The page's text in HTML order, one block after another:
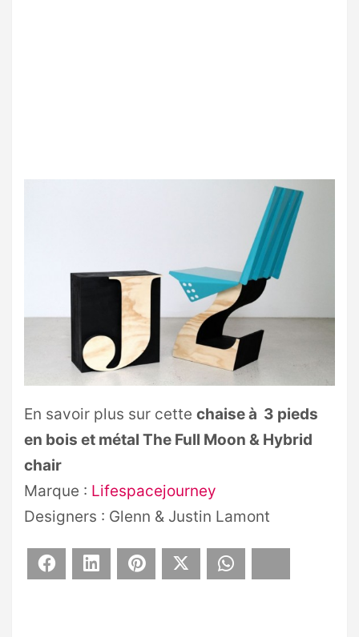
En savoir plus sur cette chaise à 3 pieds
en bois et métal The Full Moon & Hybrid
chair
Marque : Lifespacejourney
Designers : Glenn & Justin Lamont
Facebook LinkedIn Pinterest